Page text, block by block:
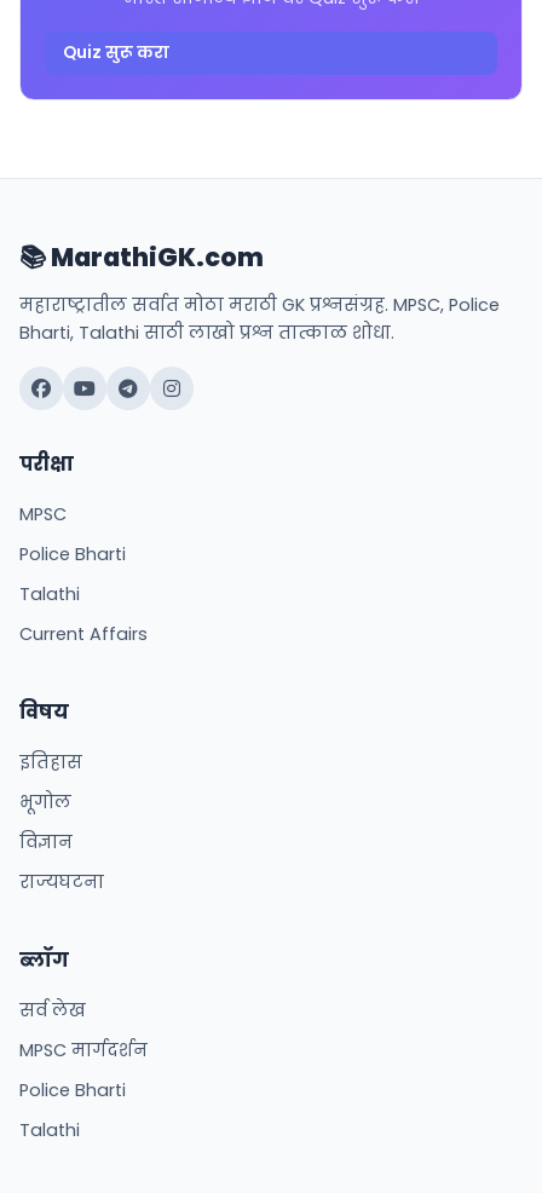
Quiz सुरू करा
📚 MarathiGK.com
महाराष्ट्रातील सर्वात मोठा मराठी GK प्रश्नसंग्रह. MPSC, Police
Bharti, Talathi साठी लाखो प्रश्न तात्काळ शोधा.
परीक्षा
MPSC
Police Bharti
Talathi
Current Affairs
विषय
इतिहास
भूगोल
विज्ञान
राज्यघटना
ब्लॉग
सर्व लेख
MPSC मार्गदर्शन
Police Bharti
Talathi